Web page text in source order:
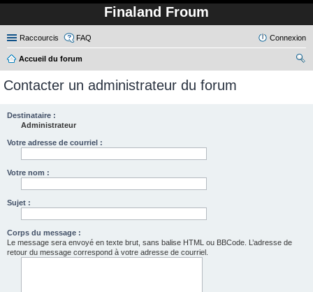
Finaland Froum
Raccourcis FAQ Connexion
Accueil du forum
Contacter un administrateur du forum
Destinataire :
Administrateur
Votre adresse de courriel :
Votre nom :
Sujet :
Corps du message :
Le message sera envoyé en texte brut, sans balise HTML ou BBCode. L’adresse de
retour du message correspond à votre adresse de courriel.